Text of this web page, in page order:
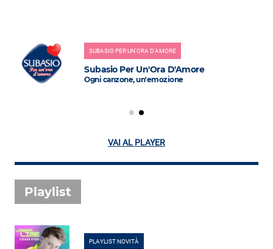
SUBASIO PER UN'ORA D'AMORE
Subasio Per Un'Ora D'Amore
Ogni canzone, un'emozione
VAI AL PLAYER
Playlist
PLAYLIST NOVITÀ